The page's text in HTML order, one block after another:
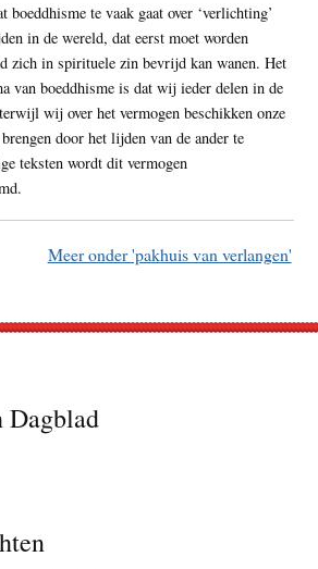
te vaak gaat over ‘verlichting’
in de wereld, dat eerst moet worden
zich in spirituele zin bevrijd kan wanen. Het
van boeddhisme is dat wij ieder delen in de
wij over het vermogen beschikken onze
door het lijden van de ander te
teksten wordt dit vermogen
Meer onder 'pakhuis van verlangen'
Dagblad